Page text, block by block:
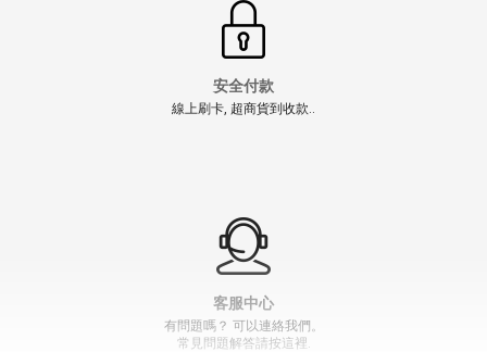
安全付款
線上刷卡, 超商貨到收款..
客服中心
有問題嗎？ 可以連絡我們。
常見問題解答請按這裡.